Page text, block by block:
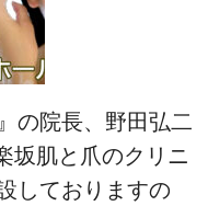
の院長、野田弘二
坂肌と爪のクリニ
しておりますの